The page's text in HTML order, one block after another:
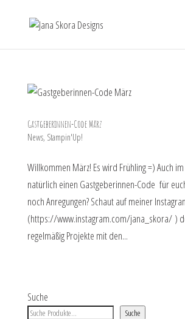
Gastgeberinnen-Code März
News, Stampin'Up!
Willkommen März! Es wird Frühling =) Auch
natürlich einen Gastgeberinnen-Code für
noch Anregungen? Schaut auf meiner
(https://www.instagram.com/jana_skora/ )
regelmäßig Projekte mit den...
Suche
Suche